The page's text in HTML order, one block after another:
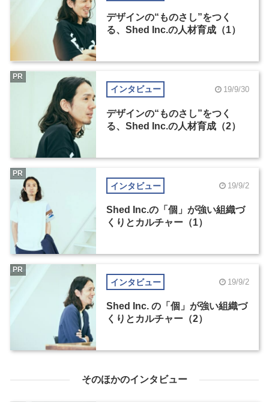
デザインの“ものさし”をつく
る、Shed Inc.の人材育成（1）
インタビュー 19/9/30
デザインの“ものさし”をつく
る、Shed Inc.の人材育成（2）
PR
インタビュー 19/9/2
Shed Inc.の「個」が強い組織づ
くりとカルチャー（1）
PR
インタビュー 19/9/2
Shed Inc. の「個」が強い組織づ
くりとカルチャー（2）
PR
そのほかのインタビュー